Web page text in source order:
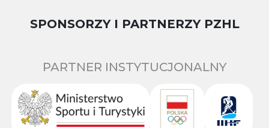
SPONSORZY I PARTNERZY PZHL
PARTNER INSTYTUCJONALNY